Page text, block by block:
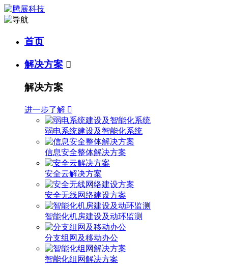
首页
解决方案 
解决方案
进一步了解 
弱电系统建设及智能化系统
信息安全整体解决方案
安全云解决方案
安全无线网络建设方案
智能化机房建设及动环监测
分支组网及移动办公
智能化组网解决方案